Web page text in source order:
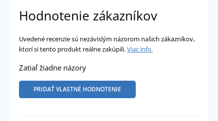
Hodnotenie zákazníkov
Uvedené recenzie sú nezávislým názorom našich zákazníkov,
ktorí si tento produkt reálne zakúpili.Viac info.
Zatiaľ žiadne názory
PRIDAŤ VLASTNÉ HODNOTENIE